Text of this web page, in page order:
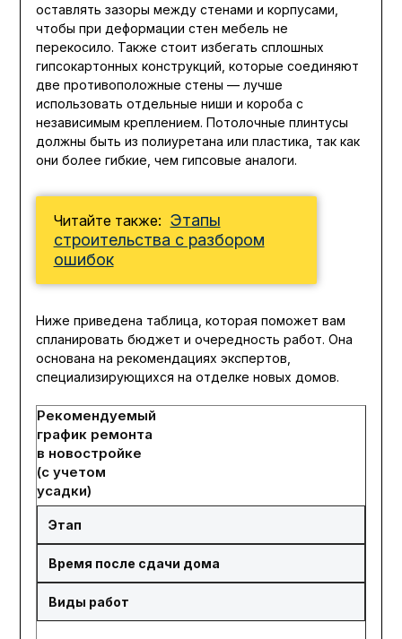
оставлять зазоры между стенами и корпусами,
чтобы при деформации стен мебель не
перекосило. Также стоит избегать сплошных
гипсокартонных конструкций, которые соединяют
две противоположные стены — лучше
использовать отдельные ниши и короба с
независимым креплением. Потолочные плинтусы
должны быть из полиуретана или пластика, так как
они более гибкие, чем гипсовые аналоги.
Читайте также: Этапы
строительства с разбором
ошибок
Ниже приведена таблица, которая поможет вам
спланировать бюджет и очередность работ. Она
основана на рекомендациях экспертов,
специализирующихся на отделке новых домов.
Рекомендуемый
график ремонта
в новостройке
(с учетом
усадки)
Этап
Время после сдачи дома
Виды работ